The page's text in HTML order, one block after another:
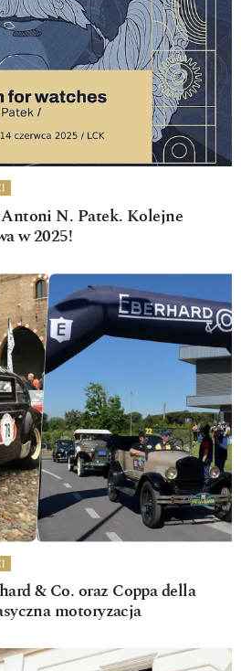
Antoni N. Patek. Kolejne
w 2025!
& Co. oraz Coppa della
motoryzacja